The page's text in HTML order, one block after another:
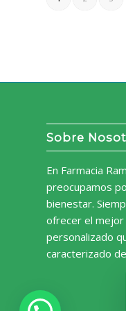
Sobre
En Farmacia
preocupamos
bienestar.
ofrecer el mejor
personalizado
caracterizado